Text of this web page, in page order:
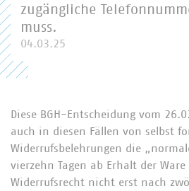
zugängliche
muss.
04.03.25
Diese BGH-Entscheidung vom
auch in diesen Fällen von selbst
Widerrufsbelehrungen die
vierzehn Tagen ab Erhalt der
Widerrufsrecht nicht erst nach